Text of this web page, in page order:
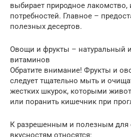
выбирает природное лакомство,
потребностей. Главное –
полезных десертов.
Овощи и фрукты – натуральный
витаминов
Обратите внимание! Фрукты и
следует тщательно мыть и
жестких шкурок, которыми
или поранить кишечник при
К разрешенным и полезным для
вкусностям относятся: